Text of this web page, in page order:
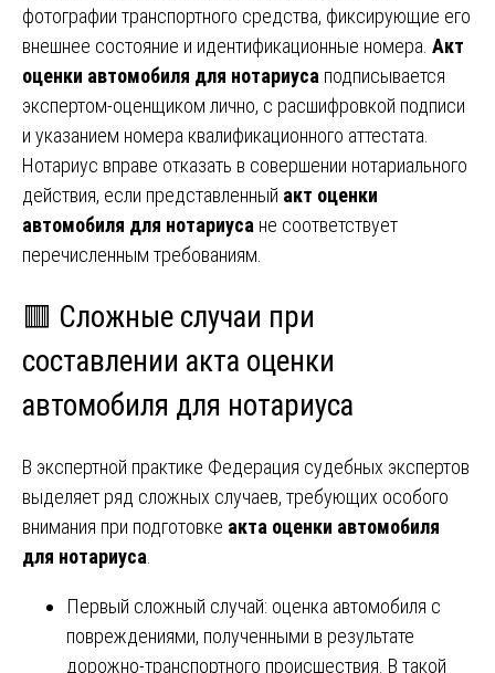
фотографии транспортного средства, фиксирующие его
внешнее состояние и идентификационные номера. Акт
оценки автомобиля для нотариуса подписывается
экспертом-оценщиком лично, с расшифровкой подписи
и указанием номера квалификационного аттестата.
Нотариус вправе отказать в совершении нотариального
действия, если представленный акт оценки
автомобиля для нотариуса не соответствует
перечисленным требованиям.
🟥 Сложные случаи при
составлении акта оценки
автомобиля для нотариуса
В экспертной практике Федерация судебных экспертов
выделяет ряд сложных случаев, требующих особого
внимания при подготовке акта оценки автомобиля
для нотариуса.
Первый сложный случай: оценка автомобиля с
повреждениями, полученными в результате
дорожно-транспортного происшествия. В такой